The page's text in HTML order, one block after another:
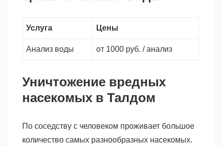
Услуга Цены
Анализ воды от 1000 руб. / анализ
Уничтожение вредных
насекомых в Талдом
По соседству с человеком проживает большое
количество самых разнообразных насекомых.